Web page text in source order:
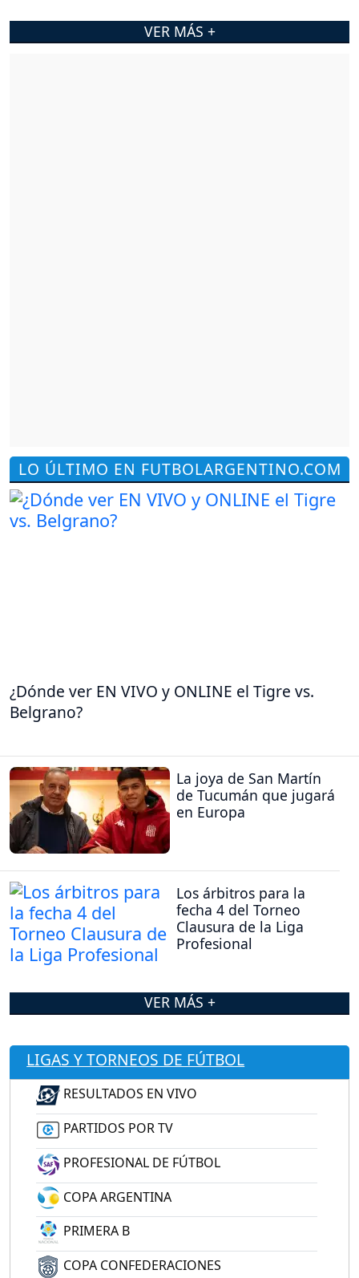
LO ÚLTIMO EN FUTBOLARGENTINO.COM
¿Dónde ver EN VIVO y ONLINE el Tigre vs.
Belgrano?
La joya de San Martín
de Tucumán que jugará
en Europa
Los árbitros para la
fecha 4 del Torneo
Clausura de la Liga
Profesional
VER MÁS +
LIGAS Y TORNEOS DE FÚTBOL
RESULTADOS EN VIVO
PARTIDOS POR TV
PROFESIONAL DE FÚTBOL
COPA ARGENTINA
PRIMERA B
COPA CONFEDERACIONES
VER MÁS +